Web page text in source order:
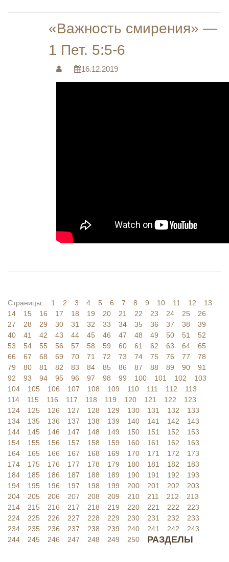
«Важность смирения» —
1 Пет. 5:5-6
16.12.2019
Страницы: 1 2 3 4 5 6 7 8 9 10 11 12
13
14
15 16 17 18 19 20 21 22 23 24 25
26
27
28 29 30 31 32 33 34 35 36 37 38
39
40
41 42 43 44 45 46 47 48 49 50 51
52
53
54 55 56 57 58 59 60 61 62 63 64
65
66
67 68 69 70 71 72 73 74 75 76 77
78
79
80 81 82 83 84 85 86 87 88 89 90
91
92
93 94 95 96 97 98 99 100 101 102
103
104
105 106 107 108 109 110 111 112
113
114
115 116 117 118 119 120 121 122
123
124
125 126 127 128 129 130 131 132
133
134
135 136 137 138 139 140 141 142
143
144
145 146 147 148 149 150 151 152
153
154
155 156 157 158 159 160 161 162
163
164
165 166 167 168 169 170 171 172
173
174
175 176 177 178 179 180 181 182
183
184
185 186 187 188 189 190 191 192
193
194
195 196 197 198 199 200 201 202
203
204
205 206 207 208 209 210 211 212
213
214
215 216 217 218 219 220 221 222
223
224
225 226 227 228 229 230 231 232
233
234
235 236 237 238 239 240 241 242
243
244
245 246 247 248 249 250 РАЗДЕЛЫ